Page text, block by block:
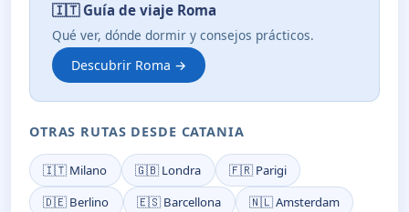
🇮🇹 Guía de viaje Roma
Qué ver, dónde dormir y consejos prácticos.
Descubrir Roma →
OTRAS RUTAS DESDE CATANIA
🇮🇹 Milano 🇬🇧 Londra
🇫🇷 Parigi
🇩🇪 Berlino
🇪🇸 Barcellona
🇳🇱 Amsterdam